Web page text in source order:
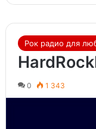
Рок радио для
0 1 343